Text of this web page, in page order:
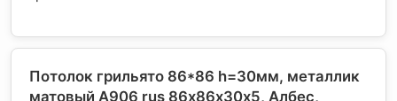
Потолок грильято 86*86 h=30мм, металлик
матовый А906 rus 86х86х30х5, Албес,